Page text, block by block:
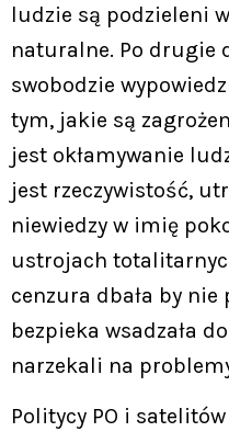
ludzie są podzieleni
naturalne. Po drugie
swobodzie
tym, jakie są
jest okłamywanie
jest rzeczywistość,
niewiedzy w imię
ustrojach
cenzura dbała by
bezpieka wsadzała
narzekali na
Politycy PO i